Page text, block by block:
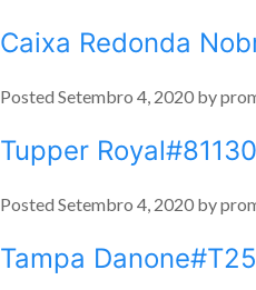
Caixa Redonda
Posted Setembro 4, 2020 by
Tupper
Posted Setembro 4, 2020 by
Tampa